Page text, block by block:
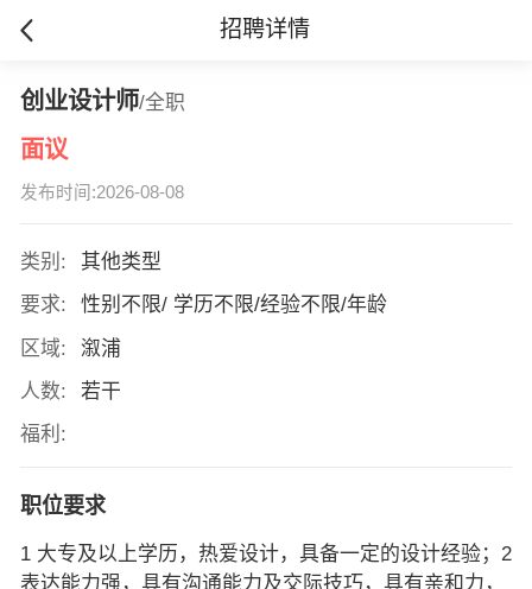
招聘详情
创业设计师/全职
面议
发布时间:2026-08-08
类别:
其他类型
要求:
性别不限/ 学历不限/经验不限/年龄
区域:
溆浦
人数:
若干
福利:
职位要求
1 大专及以上学历，热爱设计，具备一定的设计经验；2
表达能力强，具有沟通能力及交际技巧，具有亲和力，